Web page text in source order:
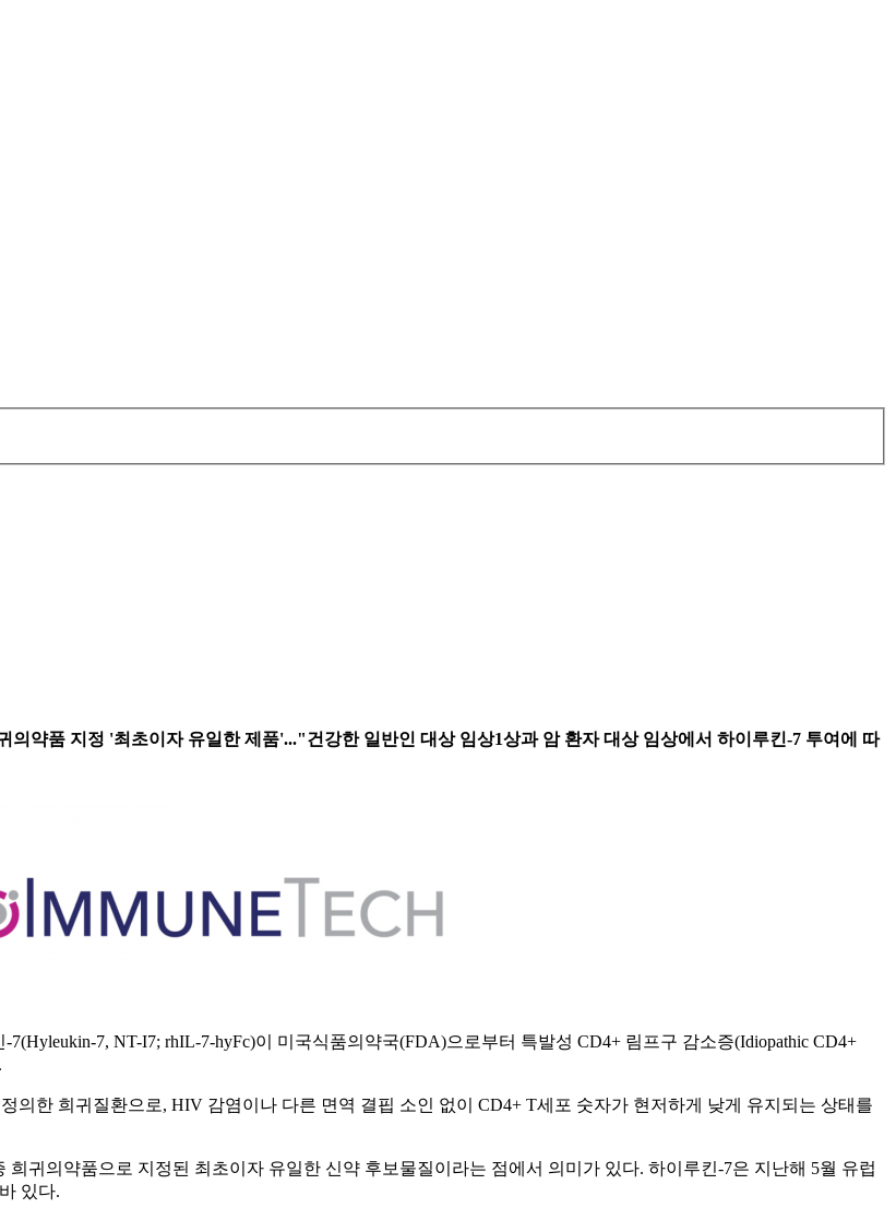
약품 지정 '최초이자 유일한 제품'..."건강한 일반인 대상 임상1상과 암 환자 대상 임상에서 하이루킨-7 투여에 따
7, NT-I7; rhIL-7-hyFc)이 미국식품의약국(FDA)으로부터 특발성 CD4+ 림프구 감소증(Idiopathic CD4+
의한 희귀질환으로, HIV 감염이나 다른 면역 결핍 소인 없이 CD4+ T세포 숫자가 현저하게 낮게 유지되는 상태를
귀의약품으로 지정된 최초이자 유일한 신약 후보물질이라는 점에서 의미가 있다. 하이루킨-7은 지난해 5월 유럽
있다.